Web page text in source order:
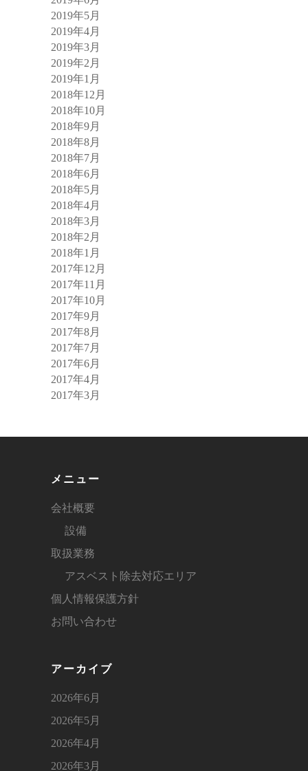
2019年5月
2019年4月
2019年3月
2019年2月
2019年1月
2018年12月
2018年10月
2018年9月
2018年8月
2018年7月
2018年6月
2018年5月
2018年4月
2018年3月
2018年2月
2018年1月
2017年12月
2017年11月
2017年10月
2017年9月
2017年8月
2017年7月
2017年6月
2017年4月
2017年3月
メニュー
会社概要
設備
取扱業務
アスベスト除去対応エリア
個人情報保護方針
お問い合わせ
アーカイブ
2026年6月
2026年5月
2026年4月
2026年3月